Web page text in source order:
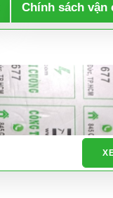
Chính sách vận